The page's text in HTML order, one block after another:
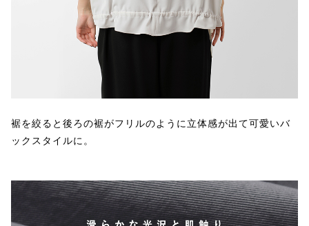
裾を絞ると後ろの裾がフリルのように立体感が出て可愛いバ
ックスタイルに。